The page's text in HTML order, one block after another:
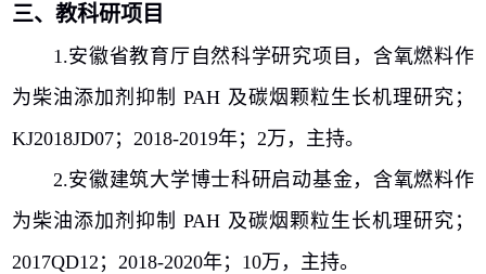
三、教科研项目
1.安徽省教育厅自然科学研究项目，含氧燃料作
为柴油添加剂抑制PAH 及碳烟颗粒生长机理研究；
KJ2018JD07； 2018-2019年； 2万，主持。
2.安徽建筑大学博士科研启动基金，含氧燃料作
为柴油添加剂抑制PAH 及碳烟颗粒生长机理研究；
2017QD12 ； 2018-2020年； 10万，主持。